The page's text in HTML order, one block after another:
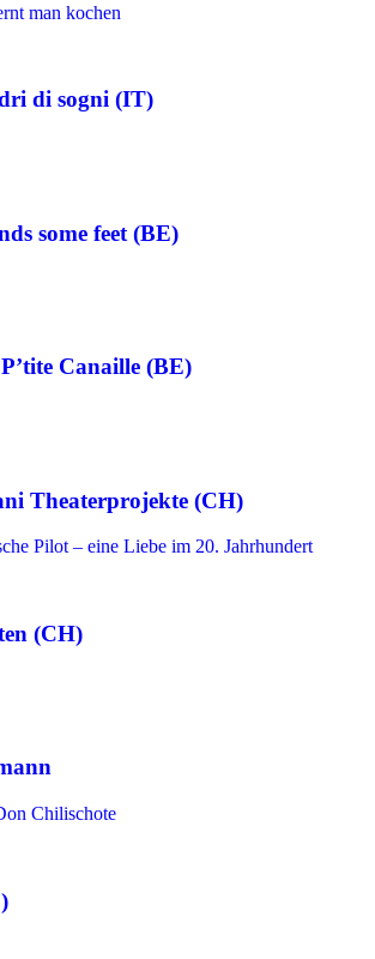
man kochen
di sogni (IT)
some feet (BE)
Canaille (BE)
Theaterprojekte (CH)
Pilot – eine Liebe im 20. Jahrhundert
(CH)
Chilischote